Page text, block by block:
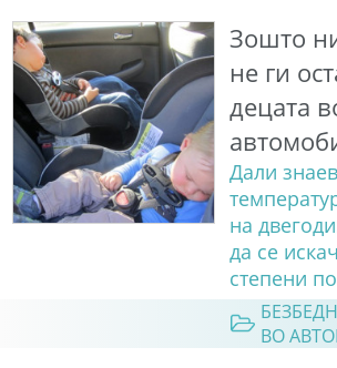
Зошто
не ги
децата
Дали
на
да се
степени
ВО